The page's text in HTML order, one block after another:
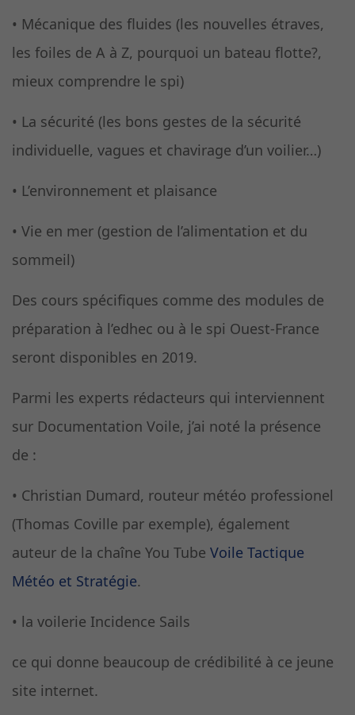
• Mécanique des fluides (les nouvelles étraves,
les foiles de A à Z, pourquoi un bateau flotte?,
mieux comprendre le spi)
• La sécurité (les bons gestes de la sécurité
individuelle, vagues et chavirage d’un voilier…)
• L’environnement et plaisance
• Vie en mer (gestion de l’alimentation et du
sommeil)
Des cours spécifiques comme des modules de
préparation à l’edhec ou à le spi Ouest-France
seront disponibles en 2019.
Parmi les experts rédacteurs qui interviennent
sur Documentation Voile, j’ai noté la présence
de :
• Christian Dumard, routeur météo professionel
(Thomas Coville par exemple), également
auteur de la chaîne You Tube Voile Tactique
Météo et Stratégie.
• la voilerie Incidence Sails
ce qui donne beaucoup de crédibilité à ce jeune
site internet.